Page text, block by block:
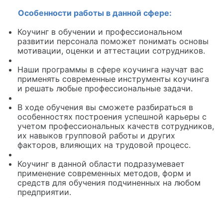
Особенности работы в данной сфере:
Коучинг в обучении и профессиональном
развитии персонала поможет понимать основы
мотивации, оценки и аттестации сотрудников.
Наши программы в сфере коучинга научат вас
применять современные инструменты коучинга
и решать любые профессиональные задачи.
В ходе обучения вы сможете разбираться в
особенностях построения успешной карьеры с
учетом профессиональных качеств сотрудников,
их навыков групповой работы и других
факторов, влияющих на трудовой процесс.
Коучинг в данной области подразумевает
применение современных методов, форм и
средств для обучения подчиненных на любом
предприятии.